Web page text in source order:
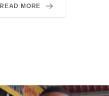
READ MORE